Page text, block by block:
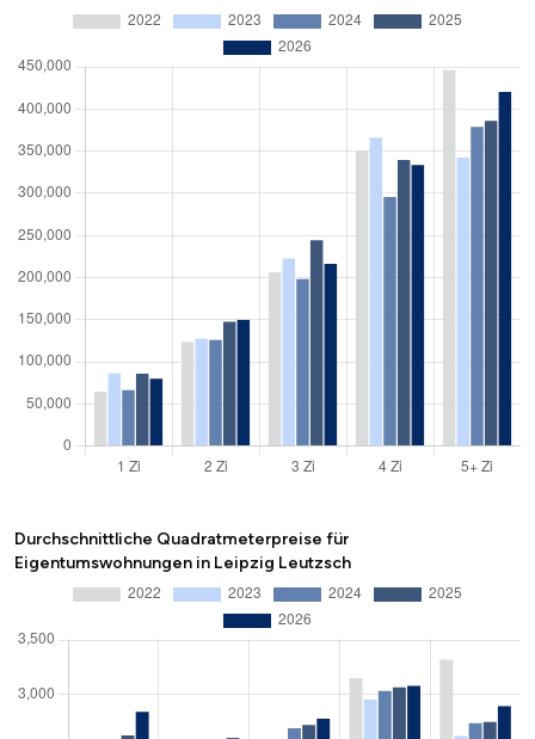
Durchschnittliche Quadratmeterpreise für
Eigentumswohnungen in Leipzig Leutzsch